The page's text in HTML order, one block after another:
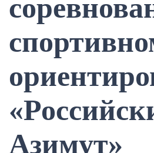
Азимут»